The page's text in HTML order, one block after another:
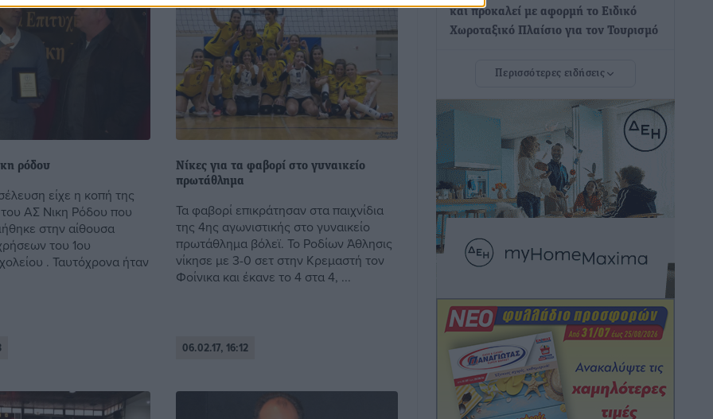
ρόδου
είχε η κοπή της
του ΑΣ Νικη Ρόδου που
στην αίθουσα
του 1ου
. Ταυτόχρονα ήταν
Νίκες για τα φαβορί στο γυναικείο
πρωτάθλημα
Τα φαβορί επικράτησαν στα παιχνίδια
της 4ης αγωνιστικής στο γυναικείο
πρωτάθλημα βόλεϊ. Το Ροδίων Άθλησις
νίκησε με 3-0 σετ στην Κρεμαστή τον
Φοίνικα και έκανε το 4 στα 4, ...
06.02.17, 16:12
και προκαλεί με αφορμή το Ειδικό
Χωροταξικό Πλαίσιο για τον Τουρισμό
Έργα υποδομής, ακτινοθεραπευτικό
κέντρο και νέα μέτρα για τη στελέχωση
Τοπικές Ειδήσεις • πριν 1 ώρα
Στη Δημοτική Επιτροπή η Ροδιακή
Έπαυλη και το Δίκτυο ΑμεΑ στη
Ρεπορτάζ • πριν 1 ώρα
που συνελήφθη με περισσότερο από 1,3
κιλό κοκαΐνης στη Ρόδο
Τοπικές Ειδήσεις• πριν 1 ώρα
Δεκατέσσερα ονόματα στο τραπέζι για
το ψηφοδέλτιο του ΠΑΣΟΚ στα
Περισσότερες ειδήσεις